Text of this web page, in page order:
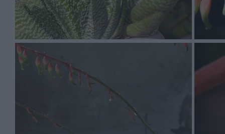
Aloesik brodawkowaty to roślina, którą sadzimy w
a sama uprawa jest łatwa. Idealny odczyn gleby to
Najczęściej spotykane choroby dotykające tą roślinę
nawożenia i nie potrzebuje cyklicznego przycinania.